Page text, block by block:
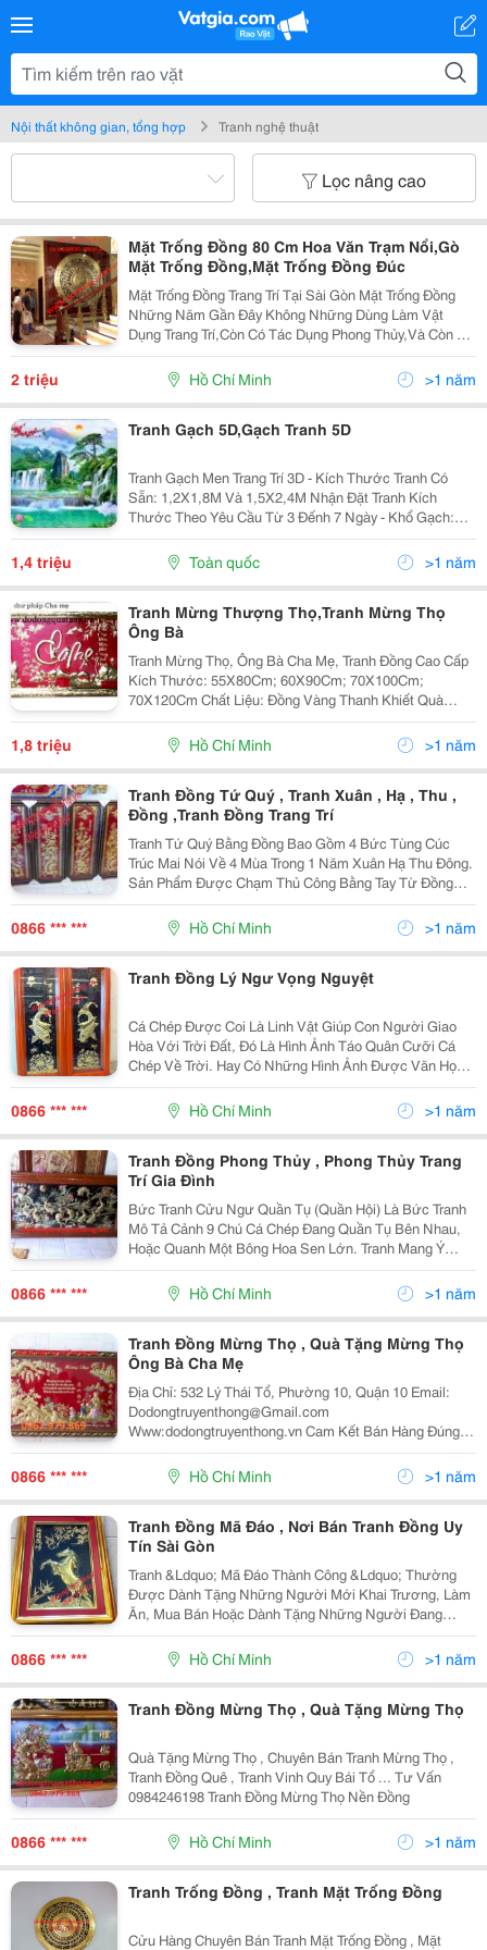
Nội thất không gian, tổng hợp Tranh nghệ thuật
Lọc nâng cao
Mặt Trống Đồng 80 Cm Hoa Văn Trạm Nổi,Gò
Mặt Trống Đồng,Mặt Trống Đồng Đúc
Mặt Trống Đồng Trang Trí Tại Sài Gòn Mặt Trống Đồng
Những Năm Gần Đây Không Những Dùng Làm Vật
Dụng Trang Trí,Còn Có Tác Dụng Phong Thủy,Và Còn Có
Tác Dụng Quảng Bá Văn Hóa Việt Cho Bạn Bè Quốc Tế.
Tranh Mặt Trống Đồng Thường Được Dùng Làm Quà
2 triệu Hồ Chí Minh >1 năm
Tranh Gạch 5D,Gạch Tranh 5D
Tranh Gạch Men Trang Trí 3D - Kích Thước Tranh Có
Sẵn: 1,2X1,8M Và 1,5X2,4M Nhận Đặt Tranh Kích
Thước Theo Yêu Cầu Từ 3 Đếnh 7 Ngày - Khổ Gạch:
60X60Cm Bằng Việc Sử Dụng Công Nghệ Phủ Nano
Mới Nhất Hiện Nay Trên Thị Trường Lên Bề Mặt Tran
1,4 triệu Toàn quốc >1 năm
Tranh Mừng Thượng Thọ,Tranh Mừng Thọ
Ông Bà
Tranh Mừng Thọ, Ông Bà Cha Mẹ, Tranh Đồng Cao Cấp
Kích Thước: 55X80Cm; 60X90Cm; 70X100Cm;
70X120Cm Chất Liệu: Đồng Vàng Thanh Khiết Quà
Mừng Thọ Ông Bà,Quà Mừng Thọ Bố Mẹ &Ndash; Quà
Mừng Thọ, Thượng Thọ, Thượng Thượng Thọ, Quà
Chúc Thọ
1,8 triệu Hồ Chí Minh >1 năm
Tranh Đồng Tứ Quý , Tranh Xuân , Hạ , Thu ,
Đồng ,Tranh Đồng Trang Trí
Tranh Tứ Quý Bằng Đồng Bao Gồm 4 Bức Tùng Cúc
Trúc Mai Nói Về 4 Mùa Trong 1 Năm Xuân Hạ Thu Đông.
Sản Phẩm Được Chạm Thủ Công Bằng Tay Từ Đồng
Vàng Liền Tấm. Khung Tranh Bằng Gỗ, Chạm Hoa Văn
Độc Đáo. Tranh Có Màu Vàng Óng, Nền Đen, Mặt Kính
Chống Bụ
0866 *** *** Hồ Chí Minh >1 năm
Tranh Đồng Lý Ngư Vọng Nguyệt
Cá Chép Được Coi Là Linh Vật Giúp Con Người Giao
Hòa Với Trời Đất, Đó Là Hình Ảnh Táo Quân Cưỡi Cá
Chép Về Trời. Hay Có Những Hình Ảnh Được Văn Học
Nhắc Đến Như &Quot;Cá Chép Hóa Rồng&Quot; Hay
&Quot;Cá Chép Vượt Vũ Môn&Quot; Thể Hiện Ý Chí
Vươn Lên Thỏa Chí Tiến Thủ. C
0866 *** *** Hồ Chí Minh >1 năm
Tranh Đồng Phong Thủy , Phong Thủy Trang
Trí Gia Đình
Bức Tranh Cửu Ngư Quần Tụ (Quần Hội) Là Bức Tranh
Mô Tả Cảnh 9 Chú Cá Chép Đang Quần Tụ Bên Nhau,
Hoặc Quanh Một Bông Hoa Sen Lớn. Tranh Mang Ý
Nghĩa Sự Dư Dả , Sung Túc Bền Lâu, Tài Lộc Dồi Dào
Cho Người Sở Hữu Nó. Trong Kinh Doanh Cá Chép Còn
0866 *** *** Hồ Chí Minh >1 năm
Tranh Đồng Mừng Thọ , Quà Tặng Mừng Thọ
Ông Bà Cha Mẹ
Địa Chỉ: 532 Lý Thái Tổ, Phường 10, Quận 10 Email:
Dodongtruyenthong@Gmail.com
Www:dodongtruyenthong.vn Cam Kết Bán Hàng Đúng
Giá,Đúng Chất Lượng Uy Tín Là Hàng Đầu Đt:
0984.246.198 - 0962.979.869 Tuổi Thọ Và Ý Nghĩa
Mừng Thọ
0866 *** *** Hồ Chí Minh >1 năm
Tranh Đồng Mã Đáo , Nơi Bán Tranh Đồng Uy
Tín Sài Gòn
Tranh &Ldquo; Mã Đáo Thành Công &Ldquo; Thường
Được Dành Tặng Những Người Mới Khai Trương, Làm
Ăn, Mua Bán Hoặc Dành Tặng Những Người Đang
Thăng Tiến Trong Sự Nghiệp. Riêng Đối Với Những Bức
Tranh Ngựa Phi Nước Đại Hoặc Ngựa Phi Trên Đồng Cỏ
Thì Nhiề
0866 *** *** Hồ Chí Minh >1 năm
Tranh Đồng Mừng Thọ , Quà Tặng Mừng Thọ
Quà Tặng Mừng Thọ , Chuyên Bán Tranh Mừng Thọ ,
Tranh Đồng Quê , Tranh Vinh Quy Bái Tổ ... Tư Vấn
0984246198 Tranh Đồng Mừng Thọ Nền Đồng
0866 *** *** Hồ Chí Minh >1 năm
Tranh Trống Đồng , Tranh Mặt Trống Đồng
Cửu Hàng Chuyên Bán Tranh Mặt Trống Đồng , Mặt